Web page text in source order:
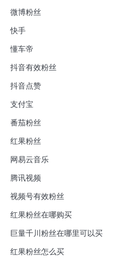
微博粉丝
快手
懂车帝
抖音有效粉丝
抖音点赞
支付宝
番茄粉丝
红果粉丝
网易云音乐
腾讯视频
视频号有效粉丝
红果粉丝在哪购买
巨量千川粉丝在哪里可以买
红果粉丝怎么买